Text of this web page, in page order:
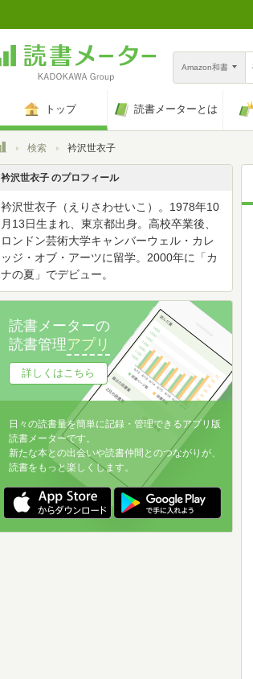
Amazon和書
トップ 読書メーターとは
トップ検索 衿沢世衣子
衿沢世衣子 のプロフィール
衿沢世衣子（えりさわせいこ）。1978年10
月13日生まれ、東京都出身。高校卒業後、
ロンドン芸術大学キャンバーウェル・カレ
ッジ・オブ・アーツに留学。2000年に「カ
ナの夏」でデビュー。
読書メーターの
読書管理アプリ
詳しくはこちら
日々の読書量を簡単に記録・管理できるアプリ版
読書メーターです。
新たな本との出会いや読書仲間とのつながりが、
読書をもっと楽しくします。